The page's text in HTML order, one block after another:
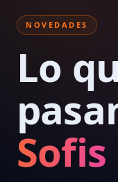
NOVEDADES
Lo
Sofis